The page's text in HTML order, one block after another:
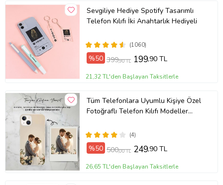
Sevgiliye Hediye Spotify Tasarımlı
Telefon Kılıfı İki Anahtarlık Hediyeli
(1060)
%50 399,90 TL 199,90 TL
21,32 TL'den Başlayan Taksitlerle
Tüm Telefonlara Uyumlu Kişiye Özel
Fotoğraflı Telefon Kılıfı Modeller
(4)
%50 500,00 TL 249,90 TL
26,65 TL'den Başlayan Taksitlerle